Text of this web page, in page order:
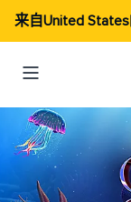
来自United